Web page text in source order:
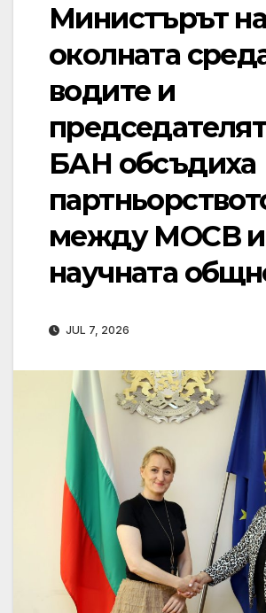
Министърът на
околната
водите и
БАН обсъдиха
между МОСВ и
научната
JUL 7, 2026